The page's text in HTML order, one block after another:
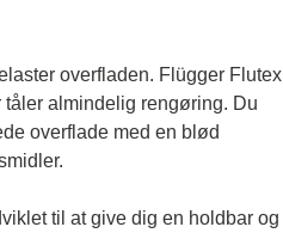
overfladen. Flügger Flutex
almindelig rengøring. Du
overflade med en blød
til at give dig en holdbar og